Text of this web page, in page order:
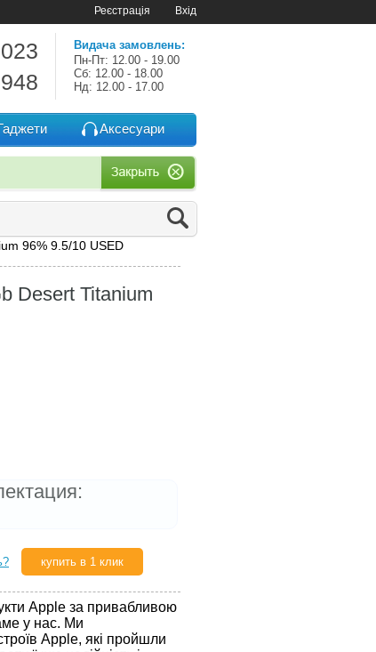
Реєстрація Вхід
Видача замовлень:
Пн-Пт: 12.00 - 19.00
Сб: 12.00 - 18.00
Нд: 12.00 - 17.00
Аксесуари
96% 9.5/10 USED
Desert Titanium
купить в 1 клик
Apple за привабливою
у нас. Ми
Apple, які пройшли